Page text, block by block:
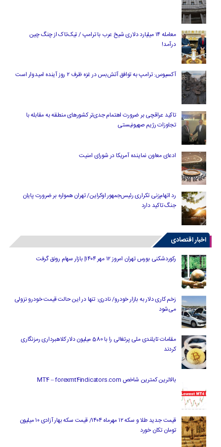
معامله ۱۴ میلیارد دلاری شیخ عرب با ترامپ / تیک‌تاک از چنگ چین
درآمد!
آکسیوس: ترامپ به توافق آتش‌بس در غزه ظرف ۲ روز آینده امیدوار است
تاکید عراقچی بر ضرورت اهتمام جدی‌تر کشورهای منطقه به مقابله با
تجاوزات رژیم صهیونیستی
ادعای معاون نماینده آمریکا در شورای امنیت
رد اتهام‌زنی تکراری رئیس‌جمهور اوکراین/ تهران همواره بر ضرورت پایان
جنگ تاکید دارد
اخبار اقتصادی
رکوردشکنی بورس تهران امروز ۱۲ مهر ۱۴۰۴| بازار سهام رونق گرفت
زخم کاری دلار به بازار خودرو/ نادری: تنها در این حالت قیمت خودرو نزولی
می‌شود
مقامات تایلندی ملی پرتغالی را با 580 میلیون دلار کلاهبرداری رمزنگاری
کردند
بالاترین کمترین شاخص MT4 – forexmt4indicators.com
قیمت جدید طلا و سکه ۱۲ مهرماه ۱۴۰۴/ قیمت سکه بهار آزادی ۱۰ میلیون
تومان تکان خورد